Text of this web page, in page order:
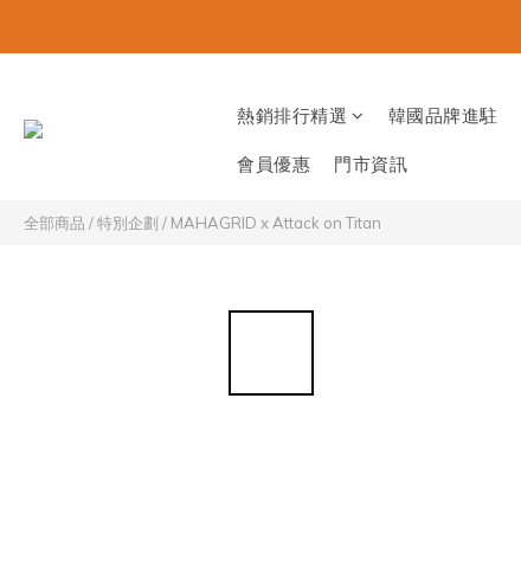
熱銷排行精選 韓國品牌進駐
會員優惠 門市資訊
全部商品 /特別企劃 / MAHAGRID x Attack on Titan